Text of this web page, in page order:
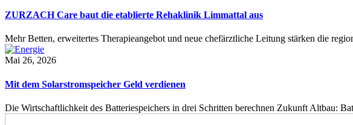
ZURZACH Care baut die etablierte Rehaklinik Limmattal aus
Mehr Betten, erweitertes Therapieangebot und neue chefärztliche Leitung stärken die
Mai 26, 2026
Mit dem Solarstromspeicher Geld verdienen
Die Wirtschaftlichkeit des Batteriespeichers in drei Schritten berechnen Zukunft Altbau: